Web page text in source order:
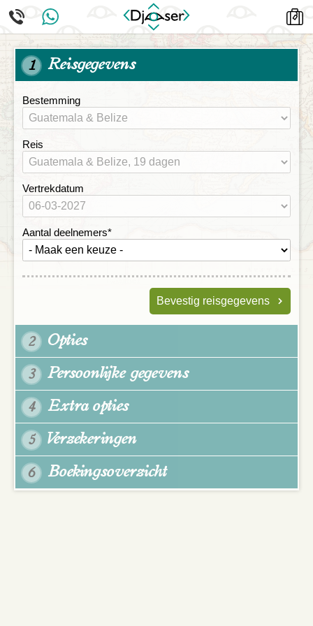
1 Reisgegevens
Bestemming
Reis
Vertrekdatum
Aantal deelnemers*
Bevestig reisgegevens
2 Opties
3 Persoonlijke gegevens
4 Extra opties
5 Verzekeringen
6 Boekingsoverzicht